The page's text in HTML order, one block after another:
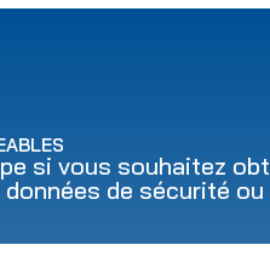
si vous souhaitez
de sécurité